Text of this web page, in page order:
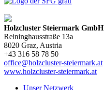
Holzcluster Steiermark GmbH
Reininghausstraße 13a
8020 Graz, Austria
+43 316 58 78 50
office@holzcluster-steiermark.at
www.holzcluster-steiermark.at
Unser Netzwerk